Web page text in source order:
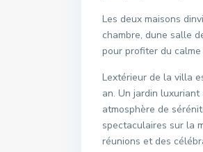
Les deux maisons
chambre, dune salle
pour profiter du
Lextérieur de la villa
an. Un jardin
atmosphère de
spectaculaires sur la
réunions et des